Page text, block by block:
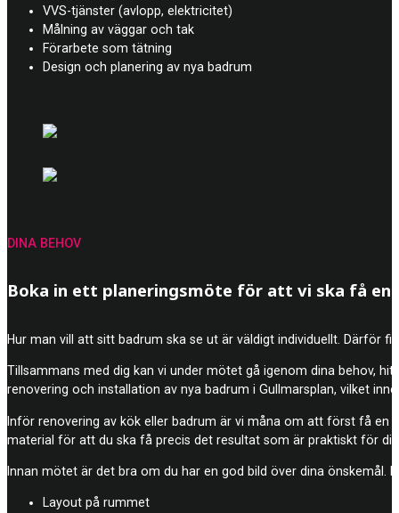
VVS-tjänster (avlopp, elektricitet)
Målning av väggar och tak
Förarbete som tätning
Design och planering av nya badrum
Boka in ett planeringsmöte för att vi ska få en
Hur man vill att sitt badrum ska se ut är väldigt individuellt. Därför
Tillsammans med dig kan vi under mötet gå igenom dina behov,
renovering och installation av nya badrum i Gullmarsplan, vilket
Inför renovering av kök eller badrum är vi måna om att först få
material för att du ska få precis det resultat som är praktiskt för
Innan mötet är det bra om du har en god bild över dina
Layout på rummet
DINA BEHOV